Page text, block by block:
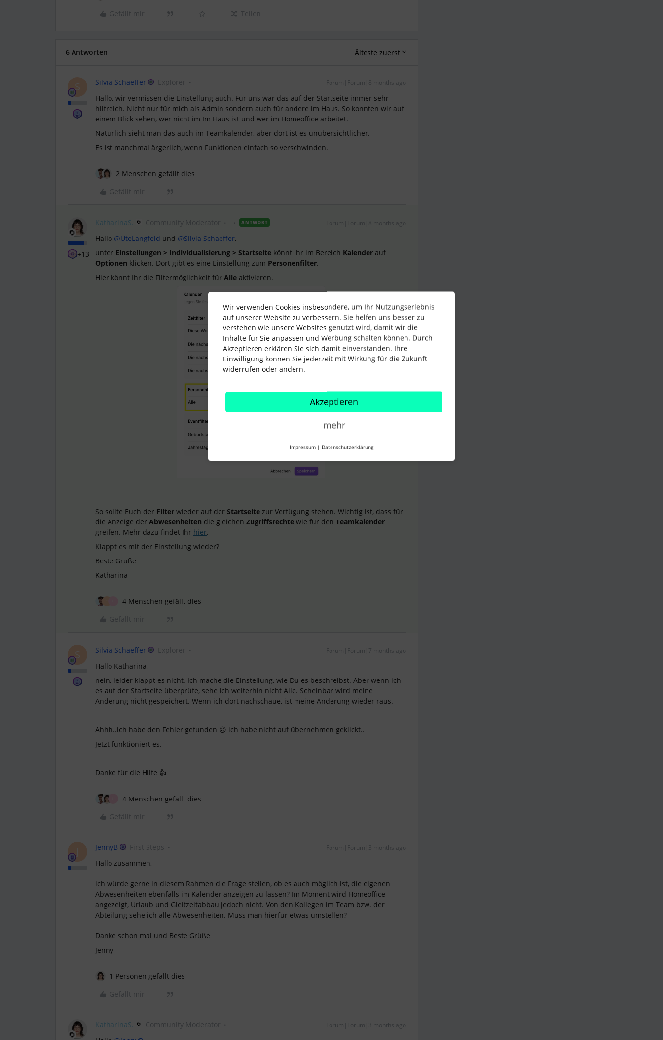
Gefällt mir
Teilen
6 Antworten Älteste zuerst
S Silvia Schaeffer Explorer Forum|Forum|8 months ago
Hallo, wir vermissen die Einstellung auch. Für uns war das auf der Startseite immer sehr
hilfreich. Nicht nur für mich als Admin sondern auch für andere im Haus. So konnten wir auf
einem Blick sehen, wer nicht im Im Haus ist und wer im Homeoffice arbeitet.
Natürlich sieht man das auch im Teamkalender, aber dort ist es unübersichtlicher.
Es ist manchmal ärgerlich, wenn Funktionen einfach so verschwinden.
2 Menschen gefällt dies
Gefällt mir
+13
KatharinaS. ANTWORT
Hallo ​ @UteLangfeld und ​ @Silvia Schaeffer,
unter Einstellungen > Individualisierung > Startseite könnt Ihr im Bereich Kalender auf
Optionen klicken. Dort gibt es eine Einstellung zum Personenfilter.
Hier könnt Ihr die Filtermöglichkeit für Alle aktivieren.
So sollte Euch der Filter wieder auf der Startseite zur Verfügung stehen. Wichtig ist, dass für
die Anzeige der Abwesenheiten die gleichen Zugriffsrechte wie für den Teamkalender
greifen. Mehr dazu findet Ihr hier.
Klappt es mit der Einstellung wieder?
Beste Grüße
Katharina
4 Menschen gefällt dies
S Silvia Schaeffer Explorer Forum|Forum|7 months ago
Hallo Katharina,
nein, leider klappt es nicht. Ich mache die Einstellung, wie Du es beschreibst. Aber wenn ich
es auf der Startseite überprüfe, sehe ich weiterhin nicht Alle. Scheinbar wird meine
Änderung nicht gespeichert. Wenn ich dort nachschaue, ist meine Änderung wieder raus.
Ahhh..ich habe den Fehler gefunden 🙃 ich habe nicht auf übernehmen geklickt..
Jetzt funktioniert es.
Danke für die Hilfe 👍
4 Menschen gefällt dies
Gefällt mir
J JennyB First Steps Forum|Forum|3 months ago
Hallo zusammen,
ich würde gerne in diesem Rahmen die Frage stellen, ob es auch möglich ist, die eigenen
Abwesenheiten ebenfalls im Kalender anzeigen zu lassen? Im Moment wird Homeoffice
angezeigt, Urlaub und Gleitzeitabbau jedoch nicht. Von den Kollegen im Team bzw. der
Abteilung sehe ich alle Abwesenheiten. Muss man hierfür etwas umstellen?
Danke schon mal und Beste Grüße
Jenny
1 Personen gefällt dies
Gefällt mir
KatharinaS. Community Moderator Forum|Forum|3 months ago
Wir verwenden Cookies insbesondere, um Ihr Nutzungserlebnis
auf unserer Website zu verbessern. Sie helfen uns besser zu
verstehen wie unsere Websites genutzt wird, damit wir die
Inhalte für Sie anpassen und Werbung schalten können. Durch
Akzeptieren erklären Sie sich damit einverstanden. Ihre
Einwilligung können Sie jederzeit mit Wirkung für die Zukunft
widerrufen oder ändern.
Akzeptieren
mehr
Impressum | Datenschutzerklärung